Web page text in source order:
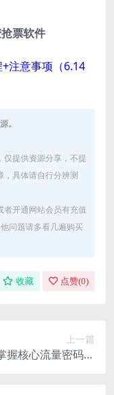
票软件
注意事项（6.14
。
提供资源分享，不提
，具体请自行分辨测
者开通网站会员有充值
问题请多看几遍购买
收藏 点赞(0)
上一篇
握核心流量密码，